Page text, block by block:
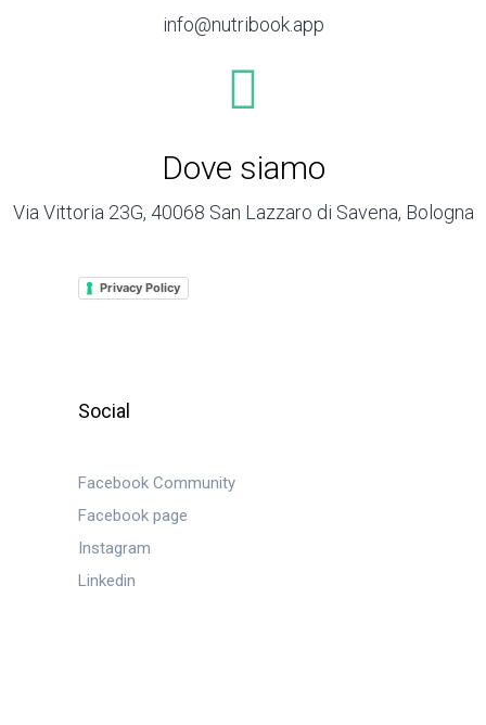
info@nutribook.app
Dove siamo
Via Vittoria 23G, 40068 San Lazzaro di Savena, Bologna
Privacy Policy
Social
Facebook Community
Facebook page
Instagram
Linkedin